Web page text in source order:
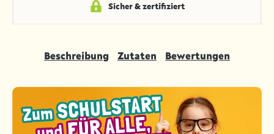
Sicher & zertifiziert
Beschreibung Zutaten Bewertungen